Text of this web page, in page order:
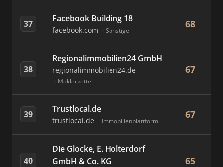
37 Facebook Building 18
facebook.com Sonstige
68
38
Regionalimmobilien24 GmbH
regionalimmobilien24.de
Maklerkette
67
39 Trustlocal.de
trustlocal.de Immobilienplattform
67
40
Die Glocke, E. Holterdorf
GmbH & Co. KG
65